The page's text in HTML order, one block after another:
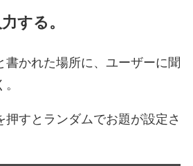
する。
書かれた場所に、ユーザーに聞
押すとランダムでお題が設定さ